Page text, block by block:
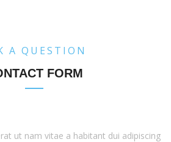
A QUESTION
FORM
ut nam vitae a habitant dui adipiscing